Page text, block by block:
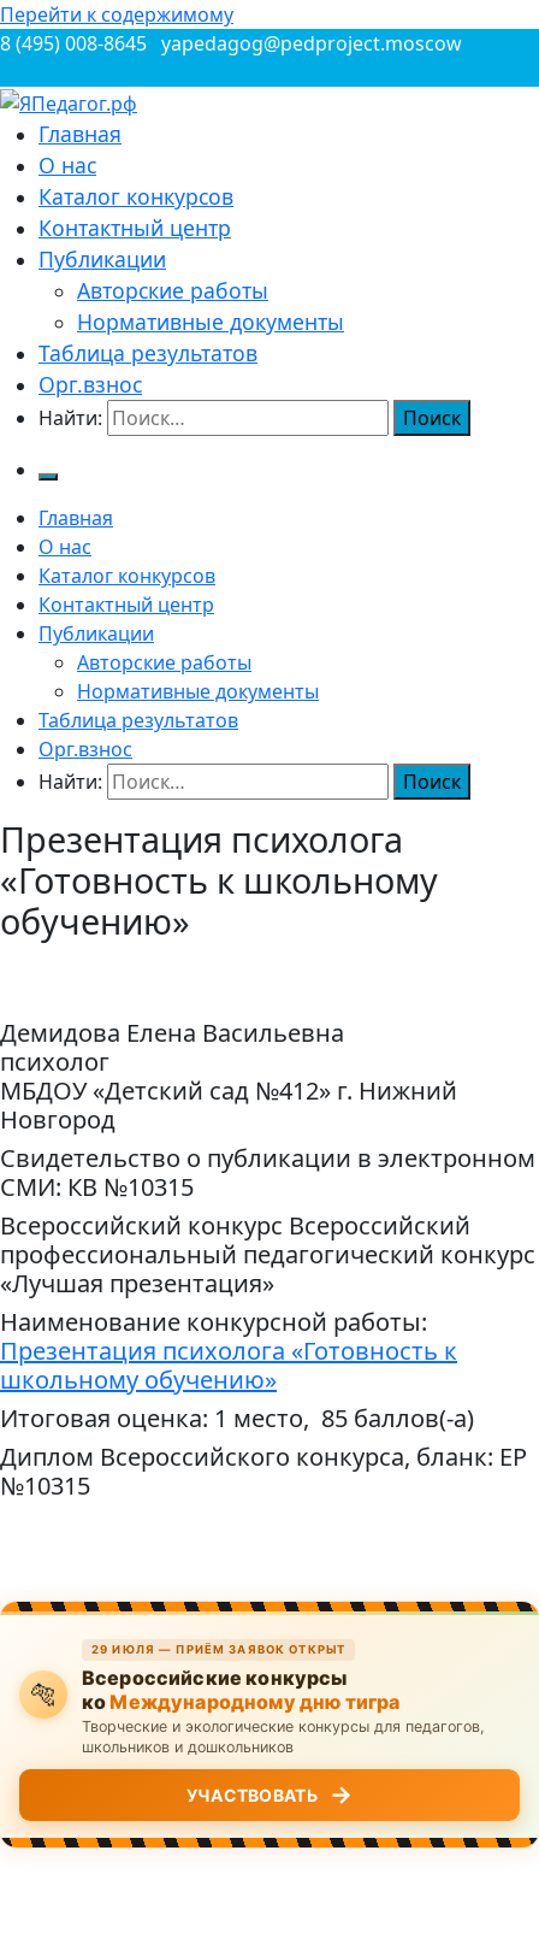
Перейти к содержимому
8 (495) 008-8645 yapedagog@pedproject.moscow
ЯПедагог.рф
Всероссийские конкурсы для педагогов
Главная
О нас
Каталог конкурсов
Контактный центр
Публикации
Авторские работы
Нормативные документы
Таблица результатов
Орг.взнос
Найти:
Главная
О нас
Каталог конкурсов
Контактный центр
Публикации
Авторские работы
Нормативные документы
Таблица результатов
Орг.взнос
Найти:
Презентация психолога
«Готовность к школьному
обучению»
Демидова Елена Васильевна
психолог
МБДОУ «Детский сад №412» г. Нижний
Новгород
Свидетельство о публикации в электронном
СМИ: КВ №10315
Всероссийский конкурс Всероссийский
профессиональный педагогический конкурс
«Лучшая презентация»
Наименование конкурсной работы:
Презентация психолога «Готовность к
школьному обучению»
Итоговая оценка: 1 место, 85 баллов(-а)
Диплом Всероссийского конкурса, бланк: ЕР
№10315
🐅
29 ИЮЛЯ — ПРИЁМ ЗАЯВОК ОТКРЫТ
Всероссийские конкурсы
коМеждународному дню тигра
Творческие и экологические конкурсы для педагогов,
школьников и дошкольников
УЧАСТВОВАТЬ →